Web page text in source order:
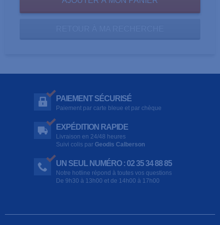
PAIEMENT SÉCURISÉ
Paiement par carte bleue et par chèque
EXPÉDITION RAPIDE
Livraison en 24/48 heures
Suivi colis par Geodis Calberson
UN SEUL NUMÉRO : 02 35 34 88 85
Notre hotline répond à toutes vos questions
De 9h30 à 13h00 et de 14h00 à 17h00